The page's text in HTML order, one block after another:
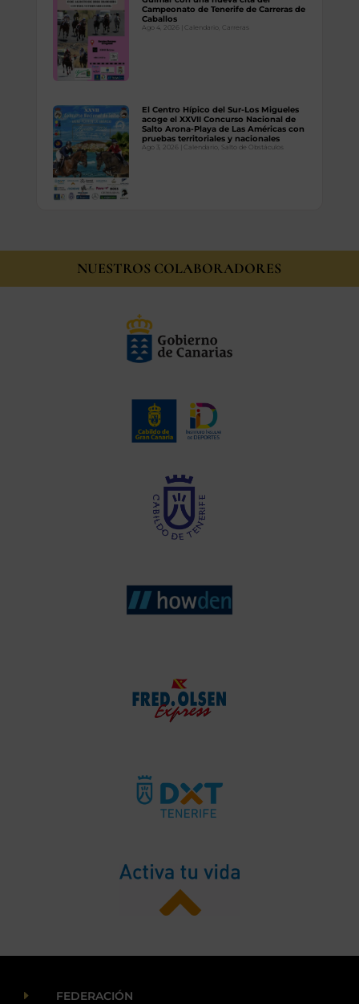
Campeonato de Tenerife de Carreras de
Caballos
Ago 4, 2026 Calendario, Carreras
El Centro Hípico del Sur-Los Migueles
acoge el XXVII Concurso Nacional de
Salto Arona-Playa de Las Américas con
pruebas territoriales y nacionales
Ago 3, 2026 Calendario, Salto de Obstáculos
NUESTROS COLABORADORES
E FEDERACIÓN